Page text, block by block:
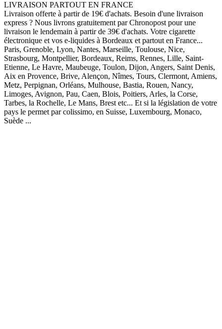
LIVRAISON PARTOUT EN FRANCE
Livraison offerte à partir de 19€ d'achats. Besoin d'une livraison
express ? Nous livrons gratuitement par Chronopost pour une
livraison le lendemain à partir de 39€ d'achats. Votre cigarette
électronique et vos e-liquides à Bordeaux et partout en France...
Paris, Grenoble, Lyon, Nantes, Marseille, Toulouse, Nice,
Strasbourg, Montpellier, Bordeaux, Reims, Rennes, Lille, Saint-
Etienne, Le Havre, Maubeuge, Toulon, Dijon, Angers, Saint Denis,
Aix en Provence, Brive, Alençon, Nîmes, Tours, Clermont, Amiens,
Metz, Perpignan, Orléans, Mulhouse, Bastia, Rouen, Nancy,
Limoges, Avignon, Pau, Caen, Blois, Poitiers, Arles, la Corse,
Tarbes, la Rochelle, Le Mans, Brest etc... Et si la législation de votre
pays le permet par colissimo, en Suisse, Luxembourg, Monaco,
Suède ...